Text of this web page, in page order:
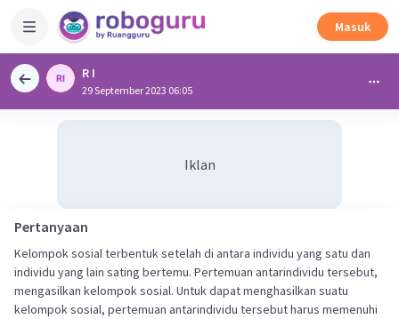
Masuk
R I
29 September 2023 06:05
Iklan
Pertanyaan
Kelompok sosial terbentuk setelah di antara individu yang satu dan
individu yang lain sating bertemu. Pertemuan antarindividu tersebut,
mengasilkan kelompok sosial. Untuk dapat menghasilkan suatu
kelompok sosial, pertemuan antarindividu tersebut harus memenuhi